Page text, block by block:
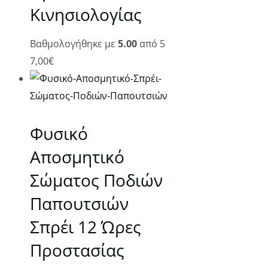
Κινησιολογίας
Βαθμολογήθηκε με 5.00 από 5
7,00€
Φυσικό
Αποσμητικό
Σώματος Ποδιών
Παπουτσιών
Σπρέι 12 Ώρες
Προστασίας
Χρήσιμα
Ο λογαριασμός μου
Τρόποι αποστολής
Τρόποι πληρωμής
Όροι Χρήσης
Πολιτική απορρήτου & cookies
Επικοινωνία
Κατηγορίες